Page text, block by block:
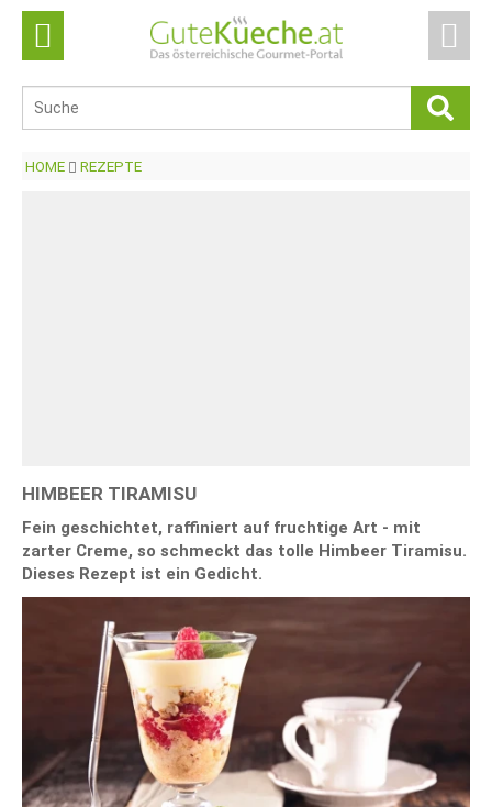
HOME REZEPTE
HIMBEER TIRAMISU
Fein geschichtet, raffiniert auf fruchtige Art - mit
zarter Creme, so schmeckt das tolle Himbeer Tiramisu.
Dieses Rezept ist ein Gedicht.